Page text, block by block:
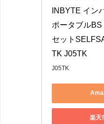
INBYTE イン
ポータブルBS
セット
TK J05TK
J05TK
楽天